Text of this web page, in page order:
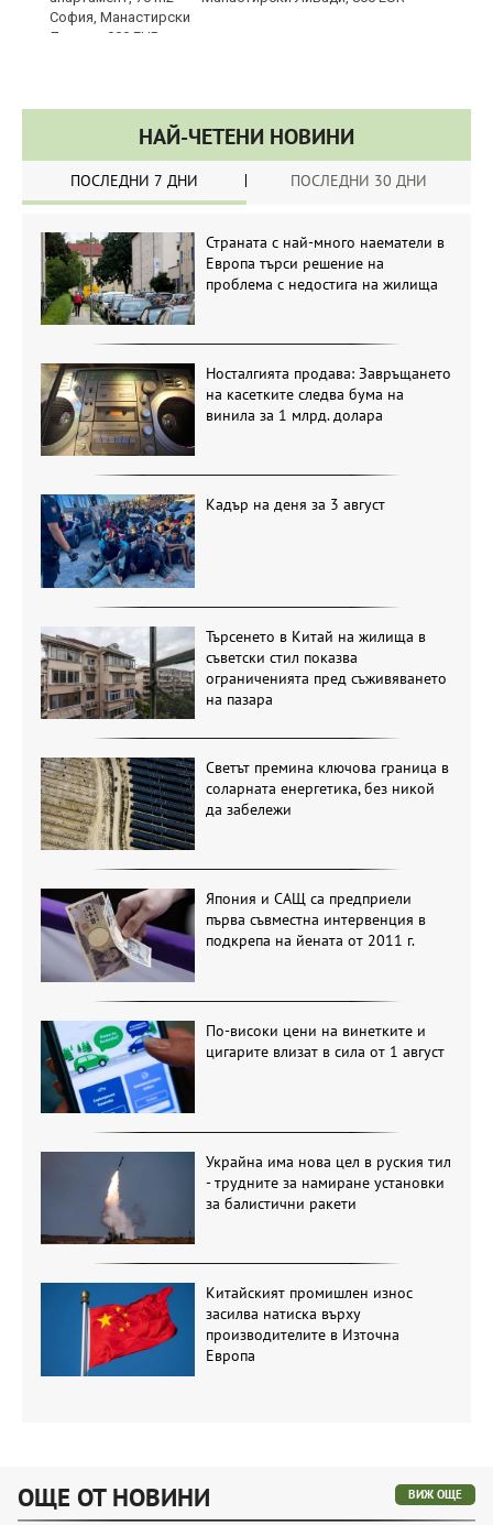
НАЙ-ЧЕТЕНИ НОВИНИ
ПОСЛЕДНИ 7 ДНИ ПОСЛЕДНИ 30 ДНИ
Страната с най-много наематели в
Европа търси решение на
проблема с недостига на жилища
Носталгията продава: Завръщането
на касетките следва бума на
винила за 1 млрд. долара
Кадър на деня за 3 август
Търсенето в Китай на жилища в
съветски стил показва
ограниченията пред съживяването
на пазара
Светът премина ключова граница в
соларната енергетика, без никой
да забележи
Япония и САЩ са предприели
първа съвместна интервенция в
подкрепа на йената от 2011 г.
По-високи цени на винетките и
цигарите влизат в сила от 1 август
Украйна има нова цел в руския тил
- трудните за намиране установки
за балистични ракети
Китайският промишлен износ
засилва натиска върху
производителите в Източна
Европа
ОЩЕ ОТ НОВИНИ ВИЖ ОЩЕ